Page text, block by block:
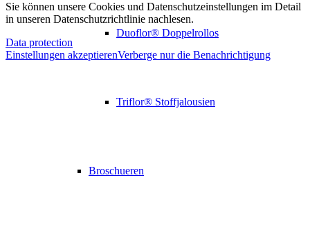
Duoflor® Doppelrollos
Triflor® Stoffjalousien
Broschueren
Sie können unsere Cookies und Datenschutzeinstellungen im Detail
in unseren Datenschutzrichtlinie nachlesen.
Data protection
Einstellungen akzeptierenVerberge nur die Benachrichtigung